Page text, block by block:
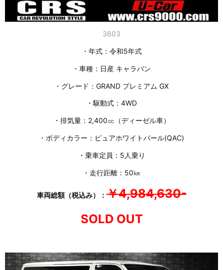
3603
・年式：令和5年式
・車種：日産 キャラバン
・グレード：GRAND プレミアム GX
・駆動式：4WD
・排気量：2,400㏄（ディーゼル車）
・ボディカラー：ピュアホワイトパール(QAC)
・乗車定員：5人乗り
・走行距離：50㎞
車両総額（税込み）：￥4,984,630-
SOLD OUT